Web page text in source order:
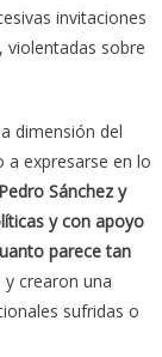
invitaciones
violentadas sobre
dimensión del
expresarse en lo
Pedro Sánchez y
y con apoyo
parece tan
crearon una
sufridas o